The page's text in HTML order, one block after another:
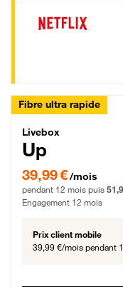
Fibre ultra rapide
Livebox Up
Livebox
Up
39,99 € par mois
39,99 €/mois
pendant 12 mois puis
Engagement 12 mois
Prix client mobile
39,99 €/mois pendant